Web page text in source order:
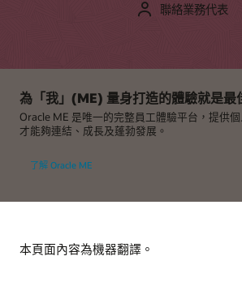
社群擁有 20 多萬名會員，旨在促進同儕合
產品更新和意見回饋。
立即加入
培養您的 Cloud HCM 技能
免費開始學習
My Oracle Support 登入
聯絡業務代表
為「我」(ME) 量身打造的體驗就是最
Oracle ME 是唯一的完整員工體驗平台，提供
才能夠連結、成長及蓬勃發展。
了解 Oracle ME
本頁面內容為機器翻譯。